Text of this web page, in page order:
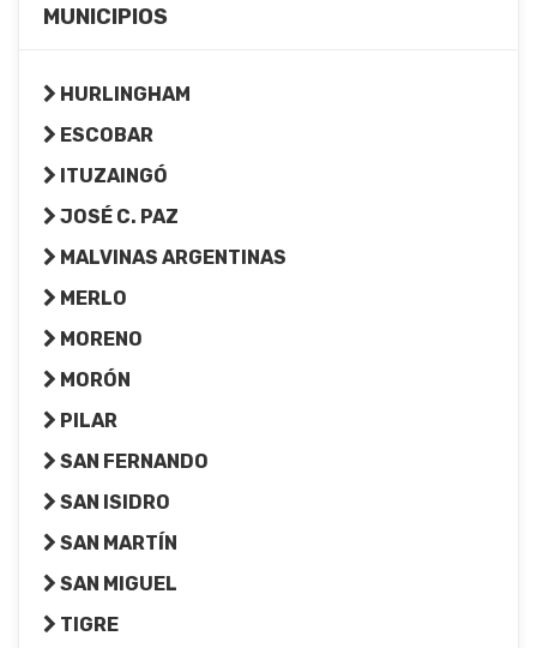
MUNICIPIOS
HURLINGHAM
ESCOBAR
ITUZAINGÓ
JOSÉ C. PAZ
MALVINAS ARGENTINAS
MERLO
MORENO
MORÓN
PILAR
SAN FERNANDO
SAN ISIDRO
SAN MARTÍN
SAN MIGUEL
TIGRE